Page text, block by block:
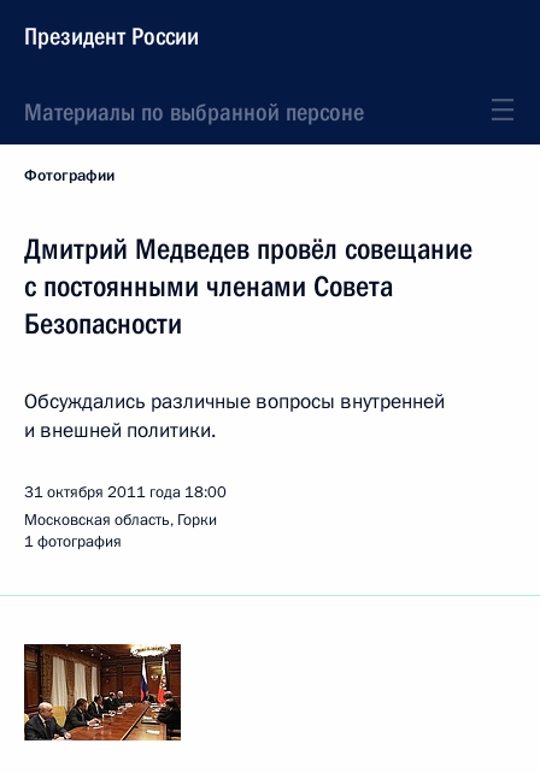
Президент России
Материалы по выбранной персоне
Фотографии
Дмитрий Медведев провёл совещание
с постоянными членами Совета
Безопасности
Обсуждались различные вопросы внутренней
и внешней политики.
31 октября 2011 года 18:00
Московская область, Горки
1 фотография